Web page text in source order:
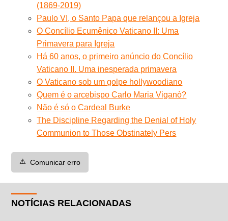
(1869-2019)
Paulo VI, o Santo Papa que relançou a Igreja
O Concílio Ecumênico Vaticano II: Uma
Primavera para Igreja
Há 60 anos, o primeiro anúncio do Concílio
Vaticano II. Uma inesperada primavera
O Vaticano sob um golpe hollywoodiano
Quem é o arcebispo Carlo Maria Viganò?
Não é só o Cardeal Burke
The Discipline Regarding the Denial of Holy
Communion to Those Obstinately Pers
⚠️ Comunicar erro
NOTÍCIAS RELACIONADAS